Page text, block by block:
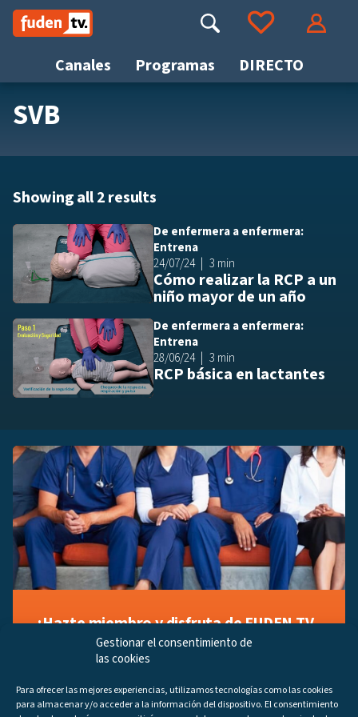
Gestionar el consentimiento de
las cookies
Para ofrecer las mejores experiencias, utilizamos tecnologías como las cookies
para almacenar y/o acceder a la información del dispositivo. El consentimiento
Saltar
contenido
Canales Programas DIRECTO
Buscar Ir a tus favoritos
SVB
Showing all 2 results
De enfermera a enfermera:
Entrena
24/07/24
3 min
Cómo realizar la RCP a un
niño mayor de un año
De enfermera a enfermera:
Entrena
28/06/24
3 min
RCP básica en lactantes
¡Hazte miembro y disfruta de FUDEN TV
a tu manera!
Regístrate ahora gratuitamente y marca tus videos
los últimos programas disponibles.